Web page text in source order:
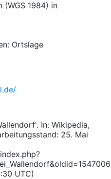
(WGS 1984) in
Ortslage
In: Wikipedia,
25. Mai
UTC)